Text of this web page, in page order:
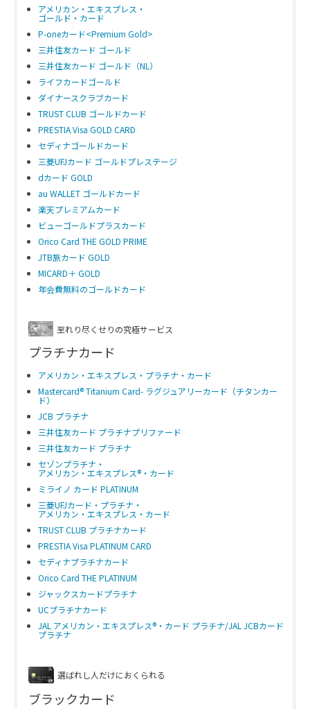
アメリカン・エキスプレス・
ゴールド・カード
P-oneカード<Premium Gold>
三井住友カード ゴールド
三井住友カード ゴールド（NL）
ライフカードゴールド
ダイナースクラブカード
TRUST CLUB ゴールドカード
PRESTIA Visa GOLD CARD
セディナゴールドカード
三菱UFJカード ゴールドプレステージ
dカード GOLD
au WALLET ゴールドカード
楽天プレミアムカード
ビューゴールドプラスカード
Orico Card THE GOLD PRIME
JTB旅カード GOLD
MICARD＋ GOLD
年会費無料のゴールドカード
至れり尽くせりの究極サービス
プラチナカード
アメリカン・エキスプレス・プラチナ・カード
Mastercard® Titanium Card- ラグジュアリーカード（チタンカー
ド）
JCB プラチナ
三井住友カード プラチナプリファード
三井住友カード プラチナ
セゾンプラチナ・
アメリカン・エキスプレス®・カード
ミライノ カード PLATINUM
三菱UFJカード・プラチナ・
アメリカン・エキスプレス・カード
TRUST CLUB プラチナカード
PRESTIA Visa PLATINUM CARD
セディナプラチナカード
Orico Card THE PLATINUM
ジャックスカードプラチナ
UCプラチナカード
JAL アメリカン・エキスプレス®・カード プラチナ/JAL JCBカード
プラチナ
選ばれし人だけにおくられる
ブラックカード